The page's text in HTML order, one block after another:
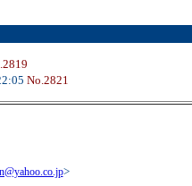
No.2821
>